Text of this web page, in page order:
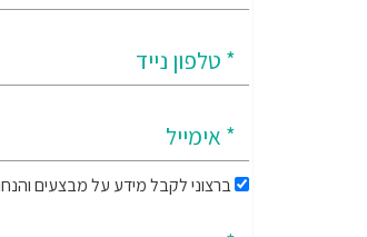
ברצוני לקבל מידע על מבצעים